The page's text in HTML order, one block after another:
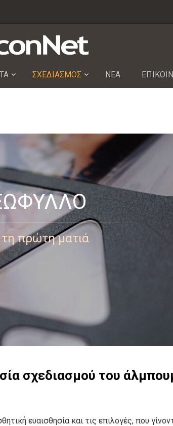
ΣΧΕΔΙΑΣΜΟΣ ΝΕΑ
πρώτη ματιά
σχεδιασμού του
ευαισθησία και τις επιλογές, που